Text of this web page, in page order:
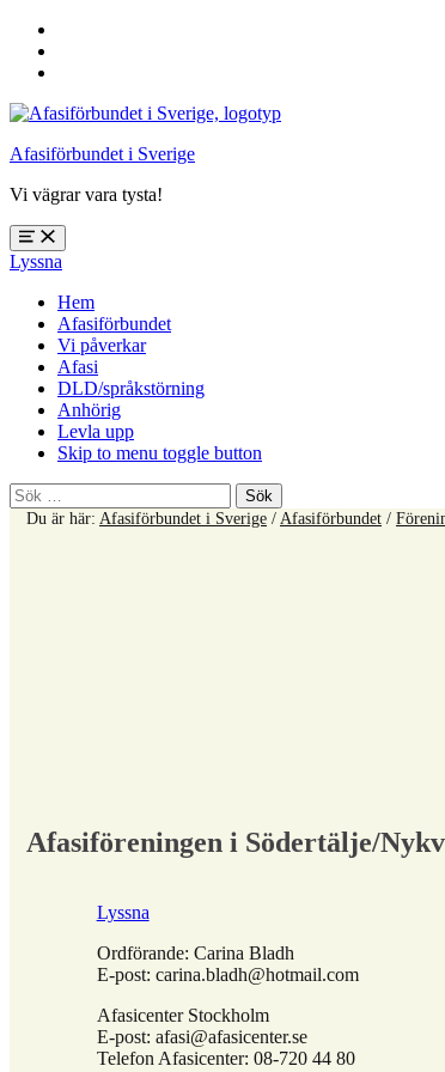
sidfoten
Afasiförbundet i Sverige
Vi vägrar vara tysta!
Öppna
meny:
%s
Lyssna
Hem
Afasiförbundet
Vi påverkar
Afasi
DLD/språkstörning
Anhörig
Levla upp
Skip to menu toggle button
Sök
efter:Du är här: Afasiförbundet i Sverige /Afasiförbundet /
Afasiföreningen i Södertälje/
Lyssna
Ordförande: Carina Bladh
E-post: carina.bladh@hotmail.com
Afasicenter Stockholm
E-post: afasi@afasicenter.se
Telefon Afasicenter: 08-720 44 80